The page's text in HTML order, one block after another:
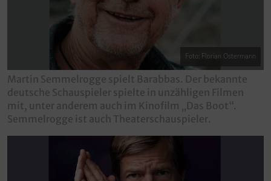
Foto: Florian Ostermann
Martin Semmelrogge spielt Barabbas. Der bekannte
deutsche Schauspieler spielte in unzähligen Filmen
mit, unter anderem auch im Kinofilm „Das Boot“.
Semmelrogge ist auch Theaterschauspieler.